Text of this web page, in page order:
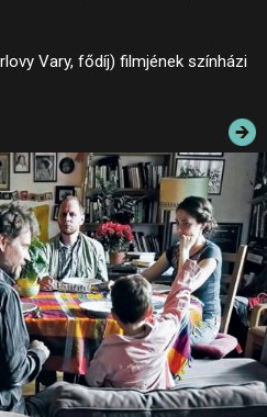
ÉS VEZETÉSEK
ADATOK
Vary, fődíj) filmjének színházi